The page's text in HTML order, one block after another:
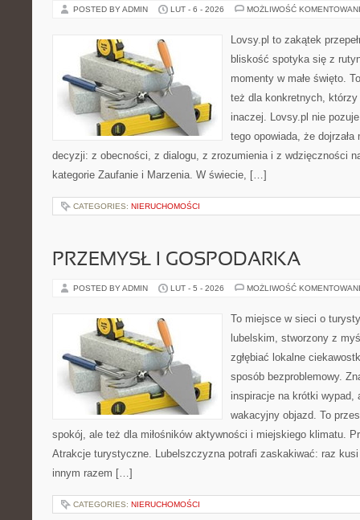
POSTED BY ADMIN LUT - 6 - 2026 MOŻLIWOŚĆ
Lovsy.pl to zakątek
bliskość spotyka się z
momenty w małe święto.
też dla konkretnych, którzy
inaczej. Lovsy.pl nie
tego opowiada, że dojrzała
decyzji: z obecności, z dialogu, z zrozumienia i z wdzięczności
kategorie Zaufanie i Marzenia. W świecie, […]
CATEGORIES: NIERUCHOMOŚCI
PRZEMYSŁ I GOSPODARKA
POSTED BY ADMIN LUT - 5 - 2026 MOŻLIWOŚĆ
To miejsce w sieci o
lubelskim, stworzony z
zgłębiać lokalne
sposób bezproblemowy.
inspiracje na krótki wypad,
wakacyjny objazd. To
spokój, ale też dla miłośników aktywności i miejskiego klimatu.
Atrakcje turystyczne. Lubelszczyzna potrafi zaskakiwać: raz
innym razem […]
CATEGORIES: NIERUCHOMOŚCI